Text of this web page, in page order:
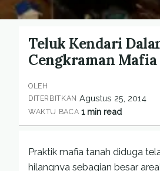
Teluk Kendari
Cengkraman Mafia
OLEH
DITERBITKAN Agustus 25, 2014
WAKTU BACA 1 min read
Praktik mafia tanah diduga
hilangnya sebagian besar